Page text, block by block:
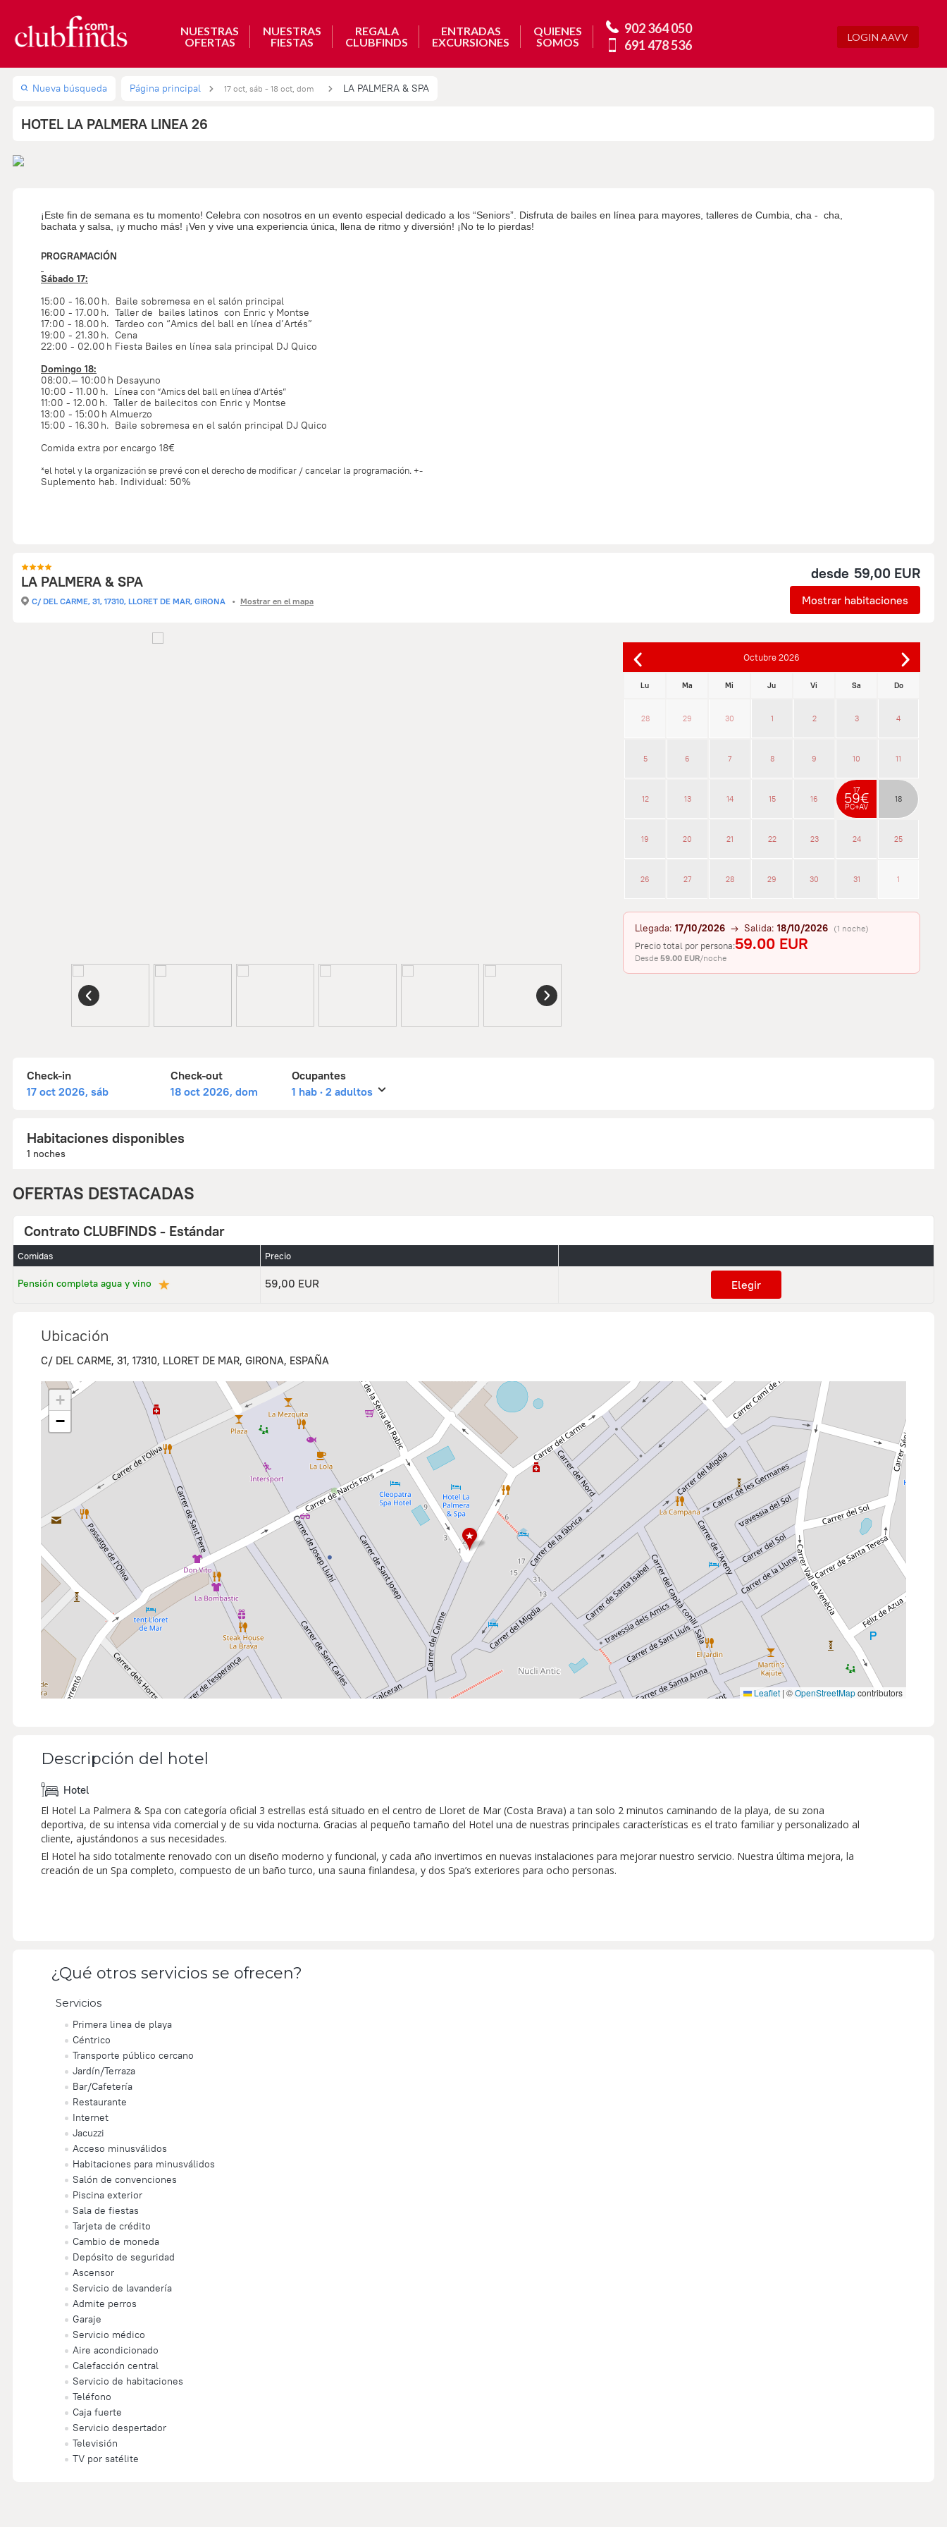
NUESTRAS
OFERTAS
NUESTRAS
FIESTAS
REGALA
CLUBFINDS
ENTRADAS
EXCURSIONES
QUIENES
SOMOS
902 364 050
691 478 536
LOGIN AAVV
Nueva búsqueda Página principal 17 oct, sáb - 18 oct, dom LA PALMERA & SPA
HOTEL LA PALMERA LINEA 26
¡Este fin de semana es tu momento! Celebra con nosotros en un evento especial dedicado a los “Seniors”. Disfruta de bailes en línea para mayores, talleres de Cumbia, cha - cha,
bachata y salsa, ¡y mucho más! ¡Ven y vive una experiencia única, llena de ritmo y diversión! ¡No te lo pierdas!
PROGRAMACIÓN
Sábado 17:
15:00 - 16.00 h. Baile sobremesa en el salón principal
16:00 - 17.00 h. Taller de bailes latinos con Enric y Montse
17:00 - 18.00 h. Tardeo con “Amics del ball en línea d’Artés”
19:00 - 21.30 h. Cena
22:00 - 02.00 h Fiesta Bailes en línea sala principal DJ Quico
Domingo 18:
08:00.— 10:00 h Desayuno
10:00 - 11.00 h. Líneacon “Amics del ball en línea d’Artés”
11:00 - 12.00 h. Taller de bailecitos con Enric y Montse
13:00 - 15:00 h Almuerzo
15:00 - 16.30 h. Baile sobremesa en el salón principal DJ Quico
Comida extra por encargo 18€
*el hotel y la organización se prevé con el derecho de modificar / cancelar la programación. +-
Suplemento hab. Individual: 50%
LA PALMERA & SPA
C/ DEL CARME, 31, 17310, LLORET DE MAR, GIRONA Mostrar en el mapa
desde 59,00 EUR
Mostrar habitaciones
Octubre2026
Lu Ma Mi Ju Vi Sa Do
28 29 30 1 2 3 4
5 6 7 8 9 10 11
12 13 14 15 16
17
59€
PC+AV
18
19 20 21 22 23 24 25
26 27 28 29 30 31 1
Llegada: 17/10/2026 → Salida: 18/10/2026 (1 noche)
Precio total por persona:59.00 EUR
Desde 59.00 EUR/noche
Check-in
17 oct 2026, sáb
Check-out
18 oct 2026, dom
Ocupantes
1 hab · 2 adultos
Habitaciones disponibles
1 noches
OFERTAS DESTACADAS
Contrato CLUBFINDS - Estándar
Comidas Precio
Pensión completa agua y vino ★ 59,00 EUR Elegir
Ubicación
C/ DEL CARME, 31, 17310, LLORET DE MAR, GIRONA, ESPAÑA
+
−
Leaflet | ©OpenStreetMapcontributors
Descripción del hotel
Hotel
El Hotel La Palmera & Spa con categoría oficial 3 estrellas está situado en el centro de Lloret de Mar (Costa Brava) a tan solo 2 minutos caminando de la playa, de su zona
deportiva, de su intensa vida comercial y de su vida nocturna. Gracias al pequeño tamaño del Hotel una de nuestras principales características es el trato familiar y personalizado al
cliente, ajustándonos a sus necesidades.
El Hotel ha sido totalmente renovado con un diseño moderno y funcional, y cada año invertimos en nuevas instalaciones para mejorar nuestro servicio. Nuestra última mejora, la
creación de un Spa completo, compuesto de un baño turco, una sauna finlandesa, y dos Spa’s exteriores para ocho personas.
¿Qué otros servicios se ofrecen?
Servicios
Primera linea de playa
Céntrico
Transporte público cercano
Jardín/Terraza
Bar/Cafetería
Restaurante
Internet
Jacuzzi
Acceso minusválidos
Habitaciones para minusválidos
Salón de convenciones
Piscina exterior
Sala de fiestas
Tarjeta de crédito
Cambio de moneda
Depósito de seguridad
Ascensor
Servicio de lavandería
Admite perros
Garaje
Servicio médico
Aire acondicionado
Calefacción central
Servicio de habitaciones
Teléfono
Caja fuerte
Servicio despertador
Televisión
TV por satélite